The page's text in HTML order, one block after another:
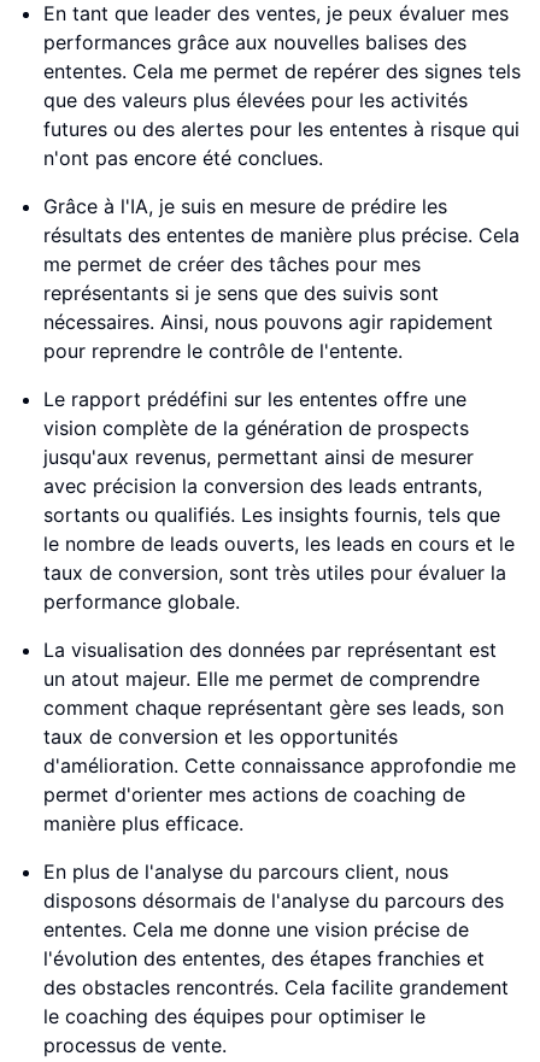
En tant que leader des ventes, je peux évaluer mes
performances grâce aux nouvelles balises des
ententes. Cela me permet de repérer des signes tels
que des valeurs plus élevées pour les activités
futures ou des alertes pour les ententes à risque qui
n'ont pas encore été conclues.
Grâce à l'IA, je suis en mesure de prédire les
résultats des ententes de manière plus précise. Cela
me permet de créer des tâches pour mes
représentants si je sens que des suivis sont
nécessaires. Ainsi, nous pouvons agir rapidement
pour reprendre le contrôle de l'entente.
Le rapport prédéfini sur les ententes offre une
vision complète de la génération de prospects
jusqu'aux revenus, permettant ainsi de mesurer
avec précision la conversion des leads entrants,
sortants ou qualifiés. Les insights fournis, tels que
le nombre de leads ouverts, les leads en cours et le
taux de conversion, sont très utiles pour évaluer la
performance globale.
La visualisation des données par représentant est
un atout majeur. Elle me permet de comprendre
comment chaque représentant gère ses leads, son
taux de conversion et les opportunités
d'amélioration. Cette connaissance approfondie me
permet d'orienter mes actions de coaching de
manière plus efficace.
En plus de l'analyse du parcours client, nous
disposons désormais de l'analyse du parcours des
ententes. Cela me donne une vision précise de
l'évolution des ententes, des étapes franchies et
des obstacles rencontrés. Cela facilite grandement
le coaching des équipes pour optimiser le
processus de vente.